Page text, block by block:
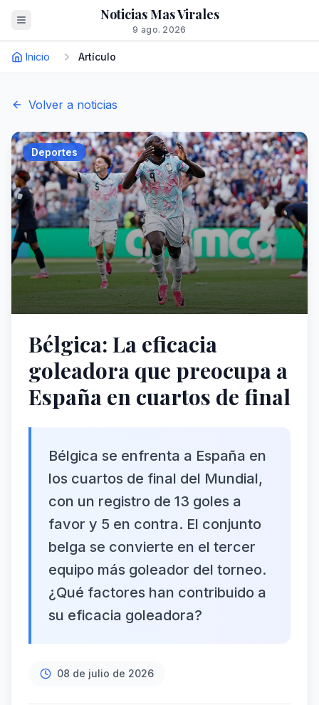
Noticias Mas Virales
9 ago. 2026
Inicio Artículo
Volver a noticias
Deportes
Bélgica: La eficacia
goleadora que preocupa a
España en cuartos de final
Bélgica se enfrenta a España en
los cuartos de final del Mundial,
con un registro de 13 goles a
favor y 5 en contra. El conjunto
belga se convierte en el tercer
equipo más goleador del torneo.
¿Qué factores han contribuido a
su eficacia goleadora?
08 de julio de 2026